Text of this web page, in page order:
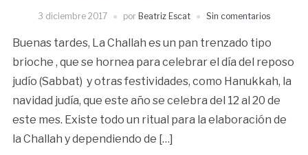
3 diciembre 2017 por Beatriz Escat Sin comentarios
Buenas tardes, La Challah es un pan trenzado tipo
brioche , que se hornea para celebrar el día del reposo
judío (Sabbat) y otras festividades, como Hanukkah, la
navidad judía, que este año se celebra del 12 al 20 de
este mes. Existe todo un ritual para la elaboración de
la Challah y dependiendo de […]